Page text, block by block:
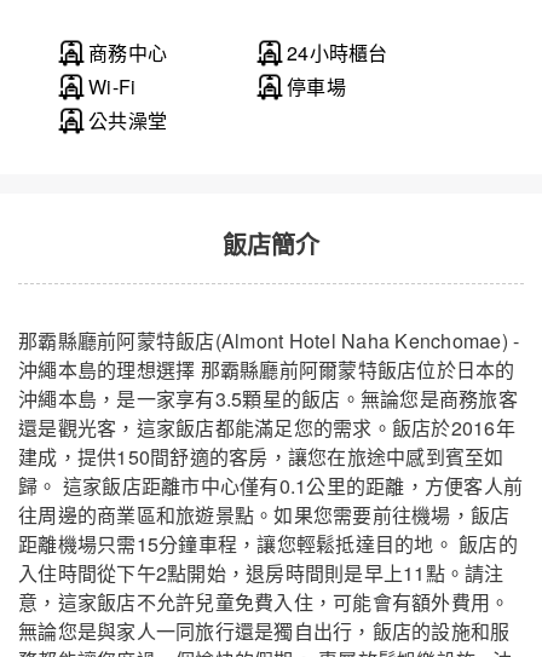
商務中心
24小時櫃台
Wi-Fi
停車場
公共澡堂
飯店簡介
那霸縣廳前阿蒙特飯店(Almont Hotel Naha Kenchomae) -
沖繩本島的理想選擇 那霸縣廳前阿爾蒙特飯店位於日本的
沖繩本島，是一家享有3.5顆星的飯店。無論您是商務旅客
還是觀光客，這家飯店都能滿足您的需求。飯店於2016年
建成，提供150間舒適的客房，讓您在旅途中感到賓至如
歸。 這家飯店距離市中心僅有0.1公里的距離，方便客人前
往周邊的商業區和旅遊景點。如果您需要前往機場，飯店
距離機場只需15分鐘車程，讓您輕鬆抵達目的地。 飯店的
入住時間從下午2點開始，退房時間則是早上11點。請注
意，這家飯店不允許兒童免費入住，可能會有額外費用。
無論您是與家人一同旅行還是獨自出行，飯店的設施和服